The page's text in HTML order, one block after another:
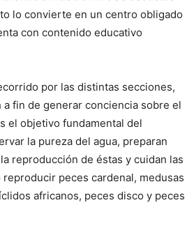
lo convierte en un centro obligado
con contenido educativo
por las distintas secciones,
fin de generar conciencia sobre el
el objetivo fundamental del
la pureza del agua, preparan
reproducción de éstas y cuidan las
peces cardenal, medusas
africanos, peces disco y peces